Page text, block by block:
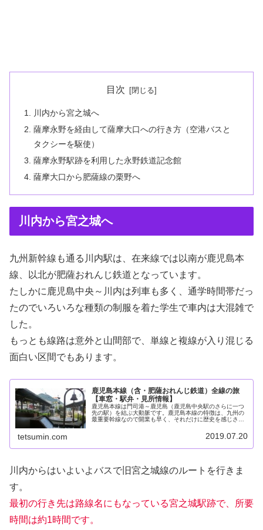
目次
川内から宮之城へ
薩摩永野を経由して薩摩大口への行き方（空港バスと
タクシーを駆使）
薩摩永野駅跡を利用した永野鉄道記念館
薩摩大口から肥薩線の栗野へ
川内から宮之城へ
九州新幹線も通る川内駅は、在来線では以南が鹿児島本
線、以北が肥薩おれんじ鉄道となっています。
たしかに鹿児島中央～川内は列車も多く、通学時間帯だっ
たのでいろいろな種類の制服を着た学生で車内は大混雑で
した。
もっとも線路は意外と山間部で、単線と複線が入り混じる
面白い区間でもあります。
鹿児島本線（含・肥薩おれんじ鉄道）全線の旅
【車窓・駅弁・見所情報】
鹿児島本線は門司港～鹿児島（鹿児島中央駅のさらに一つ
先の駅）を結ぶ大動脈です。鹿児島本線の特徴は、九州の
最重要幹線なので開業も早く、それだけに歴史を感じさせ
tetsumin.com 2019.07.20
川内からはいよいよバスで旧宮之城線のルートを行きま
す。
最初の行き先は路線名にもなっている宮之城駅跡で、所要
時間は約1時間です。